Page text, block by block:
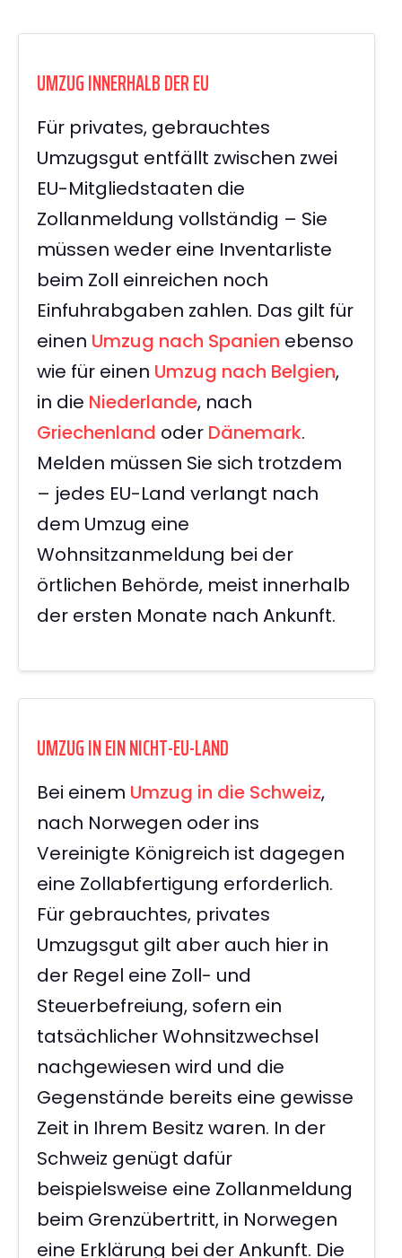
UMZUG INNERHALB DER EU
Für privates, gebrauchtes
Umzugsgut entfällt zwischen zwei
EU-Mitgliedstaaten die
Zollanmeldung vollständig – Sie
müssen weder eine Inventarliste
beim Zoll einreichen noch
Einfuhrabgaben zahlen. Das gilt für
einen Umzug nach Spanien ebenso
wie für einen Umzug nach Belgien,
in die Niederlande, nach
Griechenland oder Dänemark.
Melden müssen Sie sich trotzdem
– jedes EU-Land verlangt nach
dem Umzug eine
Wohnsitzanmeldung bei der
örtlichen Behörde, meist innerhalb
der ersten Monate nach Ankunft.
UMZUG IN EIN NICHT-EU-LAND
Bei einem Umzug in die Schweiz,
nach Norwegen oder ins
Vereinigte Königreich ist dagegen
eine Zollabfertigung erforderlich.
Für gebrauchtes, privates
Umzugsgut gilt aber auch hier in
der Regel eine Zoll- und
Steuerbefreiung, sofern ein
tatsächlicher Wohnsitzwechsel
nachgewiesen wird und die
Gegenstände bereits eine gewisse
Zeit in Ihrem Besitz waren. In der
Schweiz genügt dafür
beispielsweise eine Zollanmeldung
beim Grenzübertritt, in Norwegen
eine Erklärung bei der Ankunft. Die